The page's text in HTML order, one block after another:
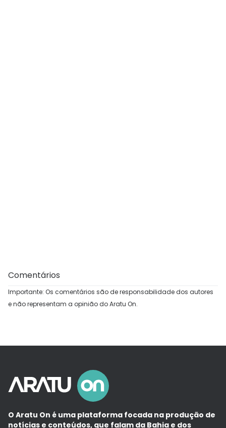
Comentários
Importante: Os comentários são de responsabilidade dos autores
e não representam a opinião do Aratu On.
O Aratu On é uma plataforma focada na produção de
notícias e conteúdos, que falam da Bahia e dos